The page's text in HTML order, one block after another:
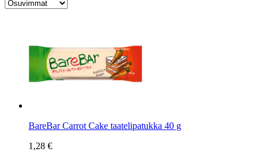
BareBar Carrot Cake taatelipatukka 40 g
1,28 €